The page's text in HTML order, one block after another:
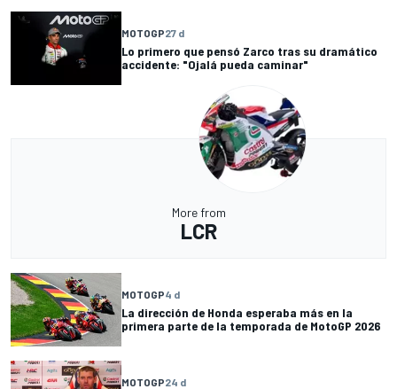
MOTOGP27 d
Lo primero que pensó Zarco tras su dramático
accidente: "Ojalá pueda caminar"
More from
LCR
MOTOGP4 d
La dirección de Honda esperaba más en la
primera parte de la temporada de MotoGP 2026
MOTOGP24 d